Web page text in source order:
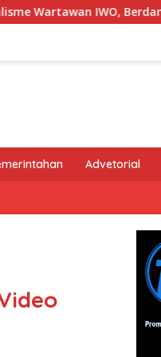
IWO, Berdampak
Advetorial